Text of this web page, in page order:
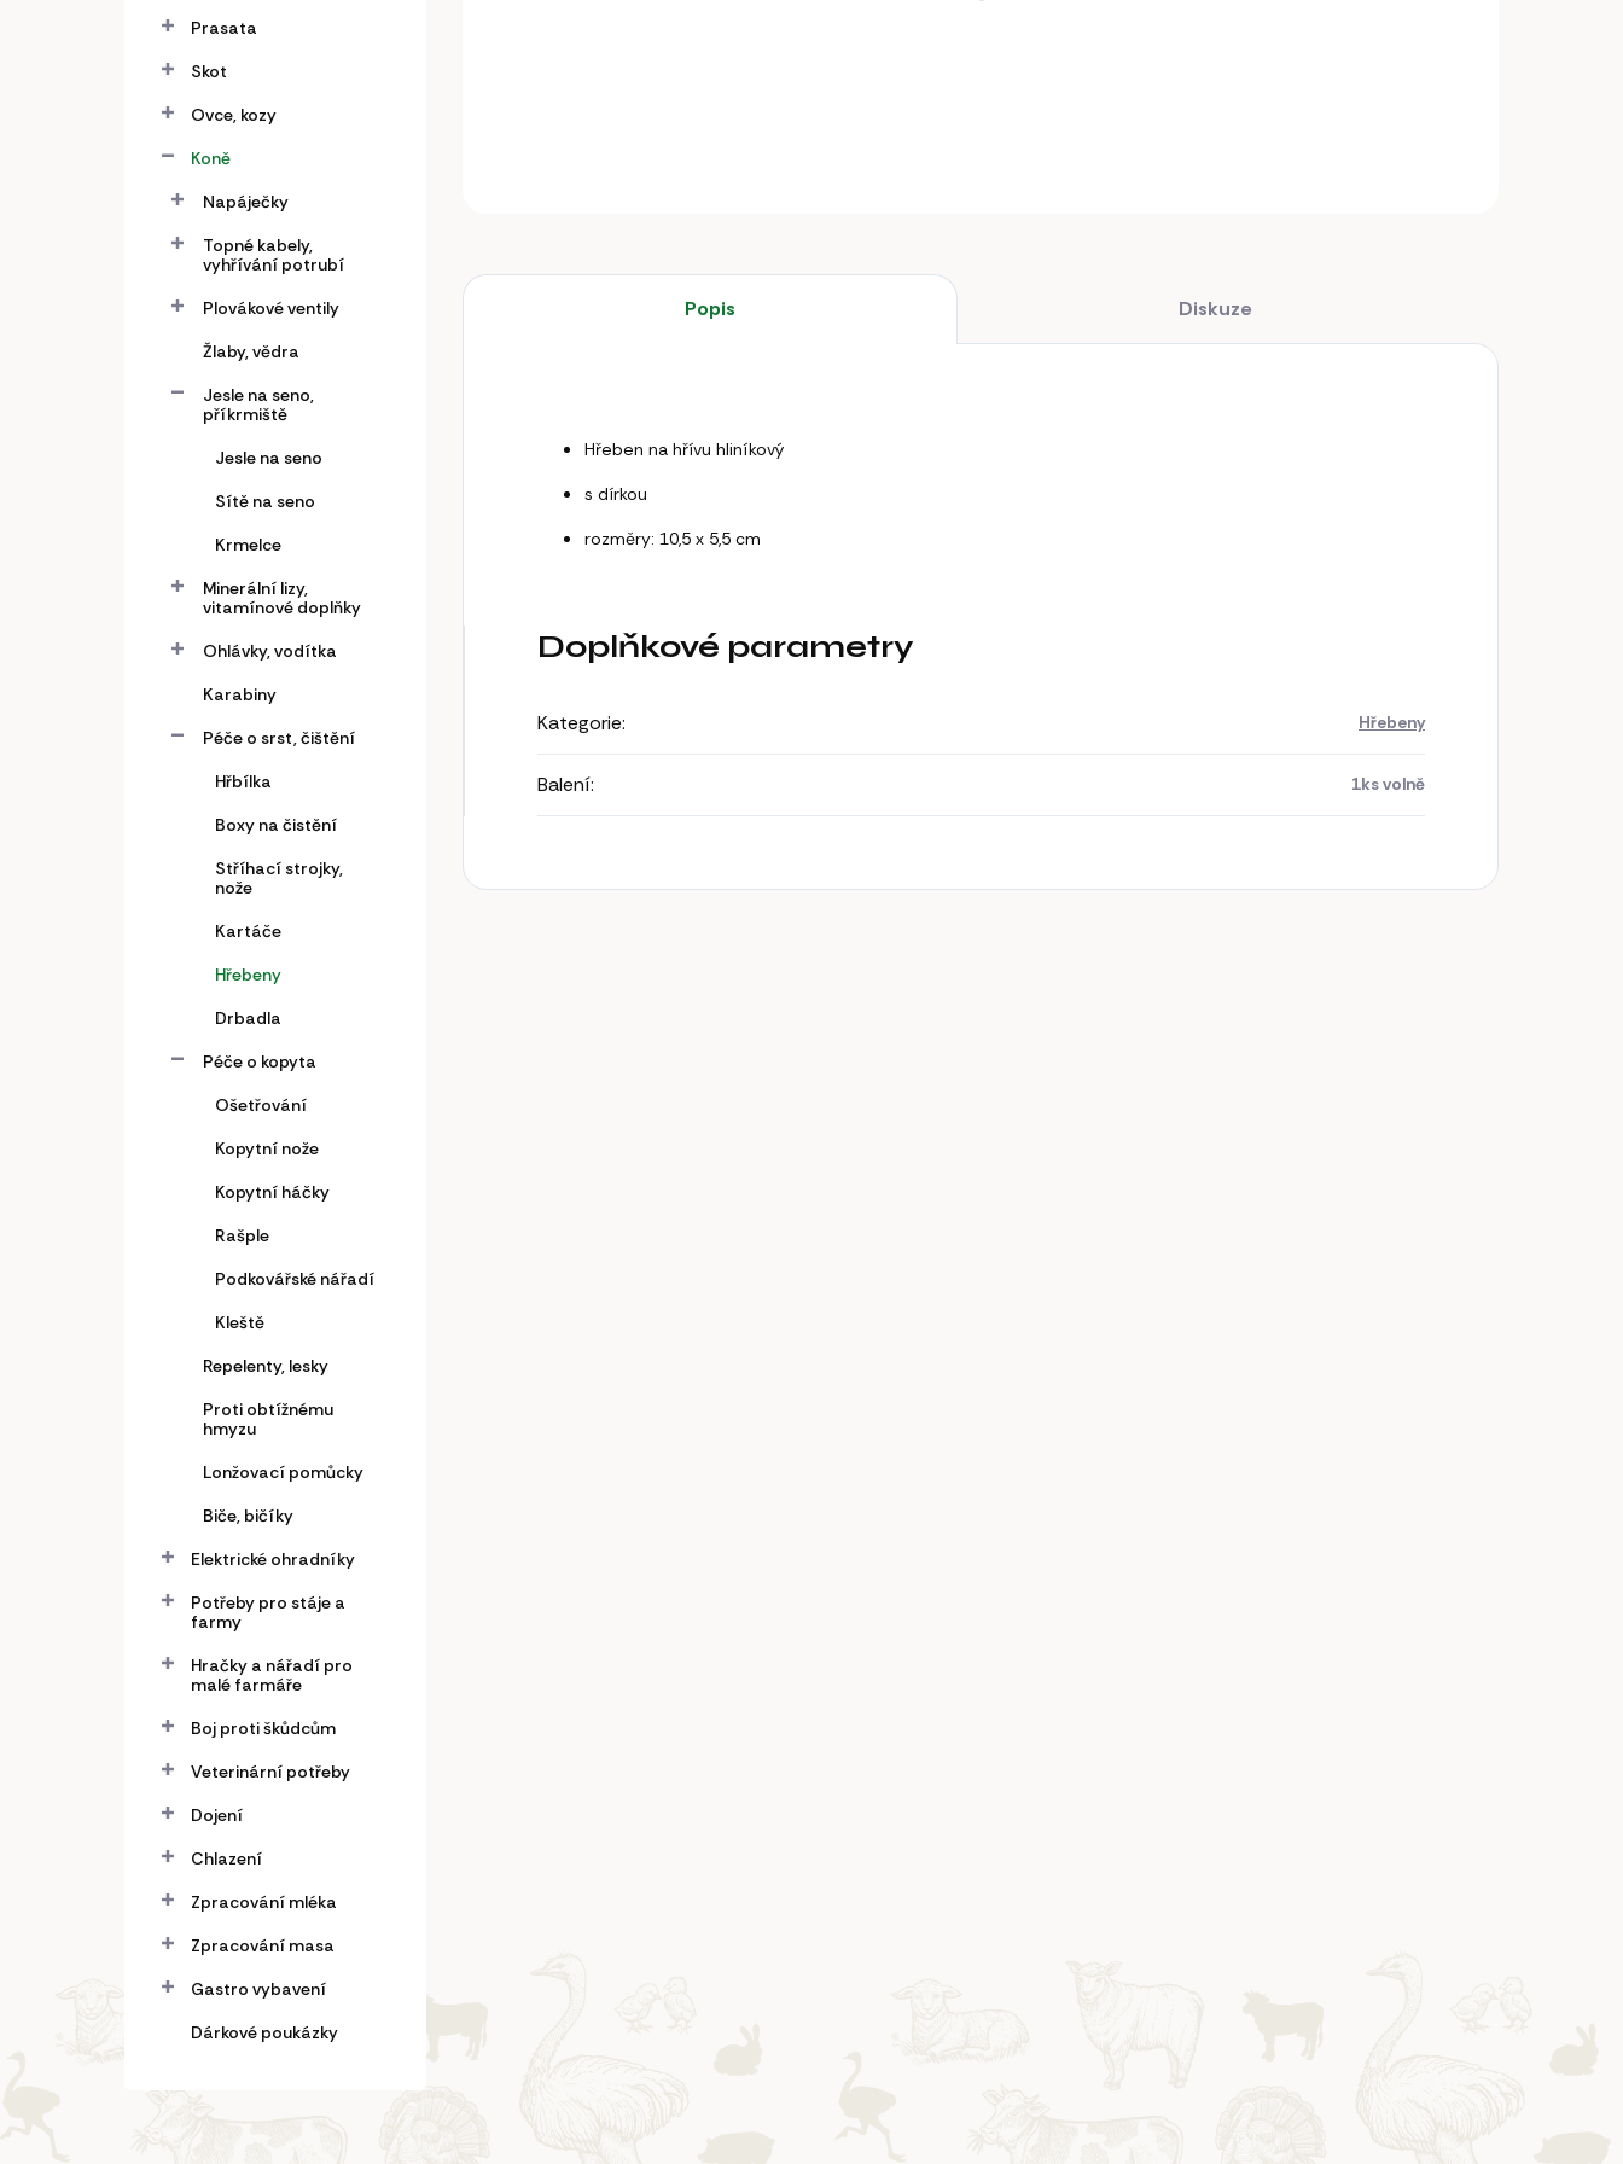
Prasata
Skot
Ovce, kozy
Koně
Napáječky
Topné kabely,
vyhřívání potrubí
Plovákové ventily
Žlaby, vědra
Jesle na seno,
příkrmiště
Jesle na seno
Sítě na seno
Krmelce
Minerální lizy,
vitamínové doplňky
Ohlávky, vodítka
Karabiny
Péče o srst, čištění
Hřbílka
Boxy na čistění
Stříhací strojky,
nože
Kartáče
Hřebeny
Drbadla
Péče o kopyta
Ošetřování
Kopytní nože
Kopytní háčky
Rašple
Podkovářské nářadí
Kleště
Repelenty, lesky
Proti obtížnému
hmyzu
Lonžovací pomůcky
Biče, bičíky
Elektrické ohradníky
Potřeby pro stáje a
farmy
Hračky a nářadí pro
malé farmáře
Boj proti škůdcům
Veterinární potřeby
Dojení
Chlazení
Zpracování mléka
Zpracování masa
Gastro vybavení
Dárkové poukázky
Popis Diskuze
Hřeben na hřívu hliníkový
s dírkou
rozměry: 10,5 x 5,5 cm
Doplňkové parametry
Kategorie: Hřebeny
Balení: 1ks volně